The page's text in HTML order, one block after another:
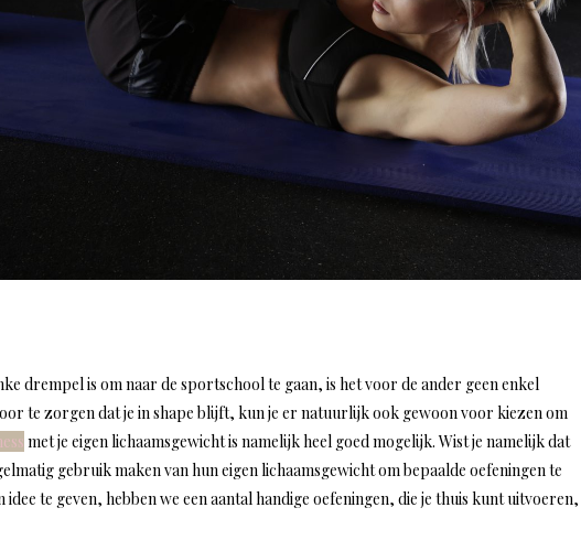
drempel is om naar de sportschool te gaan, is het voor de ander geen enkel
te zorgen dat je in shape blijft, kun je er natuurlijk ook gewoon voor kiezen om
met je eigen lichaamsgewicht is namelijk heel goed mogelijk. Wist je namelijk dat
gebruik maken van hun eigen lichaamsgewicht om bepaalde oefeningen te
idee te geven, hebben we een aantal handige oefeningen, die je thuis kunt uitvoeren,